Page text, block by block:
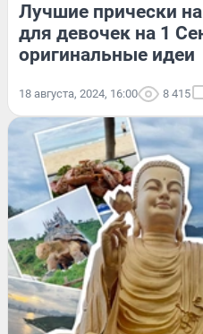
Лучшие прически
для девочек на 1
оригинальные идеи
18 августа, 2024, 16:00 8 415